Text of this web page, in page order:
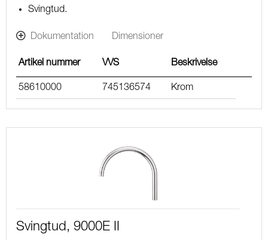
Svingtud.
Dokumentation Dimensioner
Artikel nummer VVS Beskrivelse
58610000 745136574 Krom
Svingtud, 9000E II